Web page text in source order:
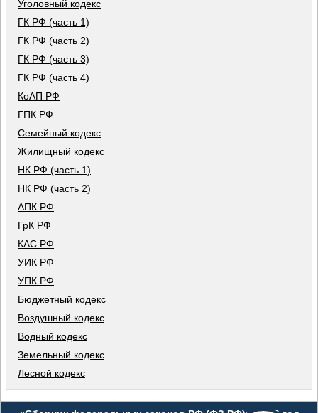
Уголовный кодекс
ГК РФ (часть 1)
ГК РФ (часть 2)
ГК РФ (часть 3)
ГК РФ (часть 4)
КоАП РФ
ГПК РФ
Семейный кодекс
Жилищный кодекс
НК РФ (часть 1)
НК РФ (часть 2)
АПК РФ
ГрК РФ
КАС РФ
УИК РФ
УПК РФ
Бюджетный кодекс
Воздушный кодекс
Водный кодекс
Земельный кодекс
Лесной кодекс